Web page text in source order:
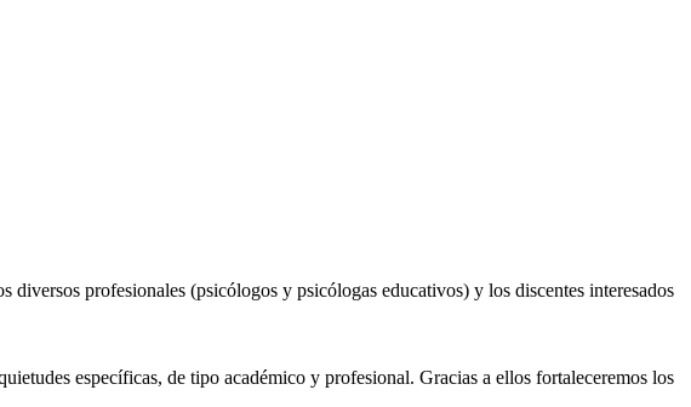
profesionales (psicólogos y psicólogas educativos) y los discentes interesados
específicas, de tipo académico y profesional. Gracias a ellos fortaleceremos los